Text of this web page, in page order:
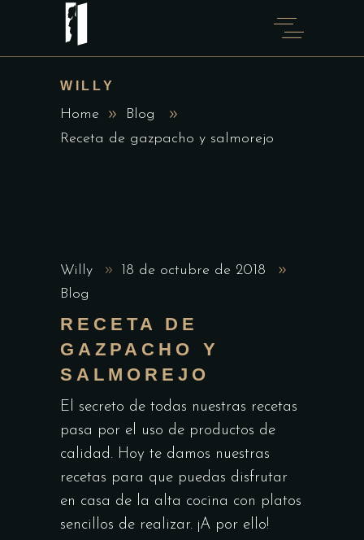
WILLY
Home
Blog
Receta de gazpacho y salmorejo
Willy
18 de octubre de 2018
Blog
RECETA DE
GAZPACHO Y
SALMOREJO
El secreto de todas nuestras recetas
pasa por el uso de productos de
calidad. Hoy te damos nuestras
recetas para que puedas disfrutar
en casa de la alta cocina con platos
sencillos de realizar. ¡A por ello!